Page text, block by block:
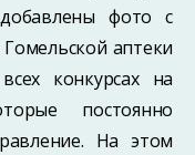
фото с
аптеки
конкурсах на
постоянно
На этом